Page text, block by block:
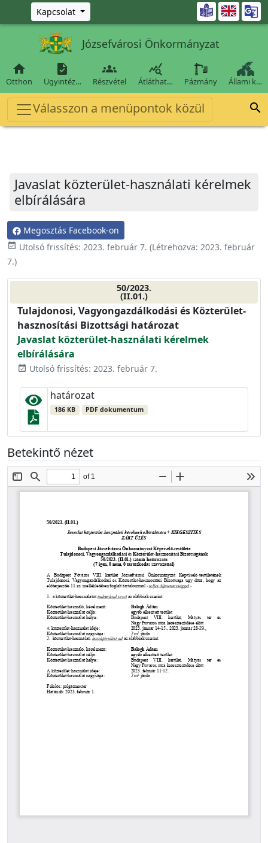
Ugrás a fő tartalomra
Kapcsolat 
Józsefvárosi Önkormányzat

Otthon

Ügyintéz…

Részvétel

Átláthat… Pázmány Állami k…
Válasszon a menüpontok közül 
Javaslat közterület-használati kérelmek
elbírálására
Megosztás Facebook-on
event_available Utolsó frissítés: 2023. február 7. (Létrehozva: 2023. február
7.)
50/2023.
(II.01.)
Tulajdonosi, Vagyongazdálkodási és Közterület-
hasznosítási Bizottsági határozat
Javaslat közterület-használati kérelmek
elbírálására
event_available Utolsó frissítés: 2023. február 7.
határozat
186 KB PDF dokumentum
Betekintő nézet